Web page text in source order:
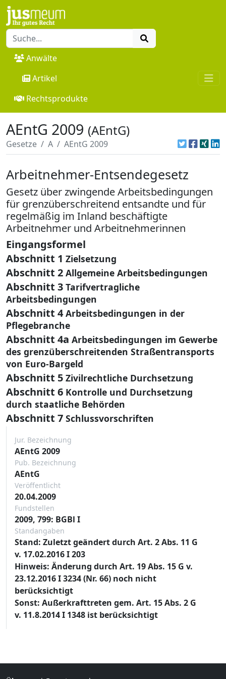
Anwälte
Artikel
Rechtsprodukte
AEntG 2009 (AEntG)
Gesetze A AEntG 2009
Arbeitnehmer-Entsendegesetz
Gesetz über zwingende Arbeitsbedingungen
für grenzüberschreitend entsandte und für
regelmäßig im Inland beschäftigte
Arbeitnehmer und Arbeitnehmerinnen
Eingangsformel
Abschnitt 1 Zielsetzung
Abschnitt 2 Allgemeine Arbeitsbedingungen
Abschnitt 3 Tarifvertragliche
Arbeitsbedingungen
Abschnitt 4 Arbeitsbedingungen in der
Pflegebranche
Abschnitt 4a Arbeitsbedingungen im Gewerbe
des grenzüberschreitenden Straßentransports
von Euro-Bargeld
Abschnitt 5 Zivilrechtliche Durchsetzung
Abschnitt 6 Kontrolle und Durchsetzung
durch staatliche Behörden
Abschnitt 7 Schlussvorschriften
Jur. Bezeichnung
AEntG 2009
Pub. Bezeichnung
AEntG
Veröffentlicht
20.04.2009
Fundstellen
2009, 799: BGBl I
Standangaben
Stand: Zuletzt geändert durch Art. 2 Abs. 11 G
v. 17.02.2016 I 203
Hinweis: Änderung durch Art. 19 Abs. 15 G v.
23.12.2016 I 3234 (Nr. 66) noch nicht
berücksichtigt
Sonst: Außerkrafttreten gem. Art. 15 Abs. 2 G
v. 11.8.2014 I 1348 ist berücksichtigt